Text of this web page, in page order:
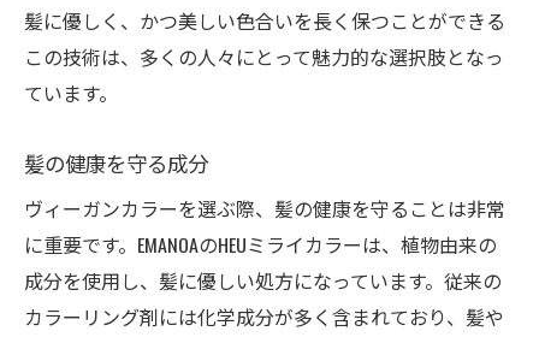
髪に優しく、かつ美しい色合いを長く保つことができる
この技術は、多くの人々にとって魅力的な選択肢となっ
ています。
髪の健康を守る成分
ヴィーガンカラーを選ぶ際、髪の健康を守ることは非常
に重要です。EMANOAのHEUミライカラーは、植物由来の
成分を使用し、髪に優しい処方になっています。従来の
カラーリング剤には化学成分が多く含まれており、髪や